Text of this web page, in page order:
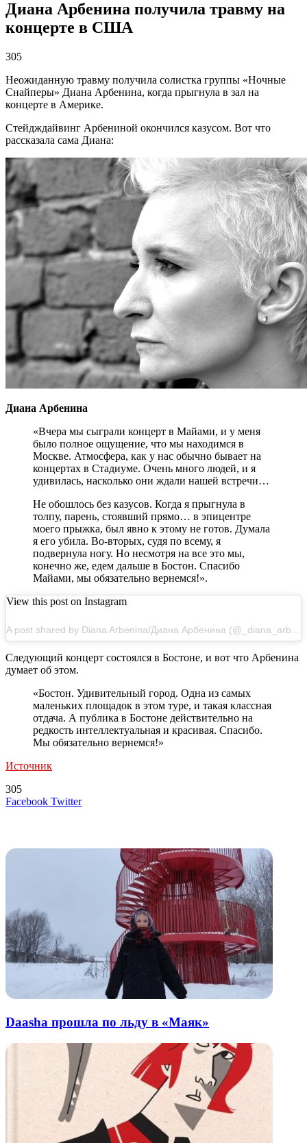
Диана Арбенина получила травму на
концерте в США
305
Неожиданную травму получила солистка группы «Ночные
Снайперы» Диана Арбенина, когда прыгнула в зал на
концерте в Америке.
Стейдждайвинг Арбениной окончился казусом. Вот что
рассказала сама Диана:
Диана Арбенина
«Вчера мы сыграли концерт в Майами, и у меня
было полное ощущение, что мы находимся в
Москве. Атмосфера, как у нас обычно бывает на
концертах в Стадиуме. Очень много людей, и я
удивилась, насколько они ждали нашей встречи…
Не обошлось без казусов. Когда я прыгнула в
толпу, парень, стоявший прямо… в эпицентре
моего прыжка, был явно к этому не готов. Думала
я его убила. Во-вторых, судя по всему, я
подвернула ногу. Но несмотря на все это мы,
конечно же, едем дальше в Бостон. Спасибо
Майами, мы обязательно вернемся!».
View this post on Instagram
Следующий концерт состоялся в Бостоне, и вот что Арбенина
думает об этом.
«Бостон. Удивительный город. Одна из самых
маленьких площадок в этом туре, и такая классная
отдача. А публика в Бостоне действительно на
редкость интеллектуальная и красивая. Спасибо.
Мы обязательно вернемся!»
Источник
305
Facebook TwitterLinkedIn
Tumblr
Reddit
Вконтакте
Одноклассники
Skype
Messenger
Messenger
WhatsApp
Telegram
Viber
Line
Поделиться
Печатать
Daasha прошла по льду в «Маяк»